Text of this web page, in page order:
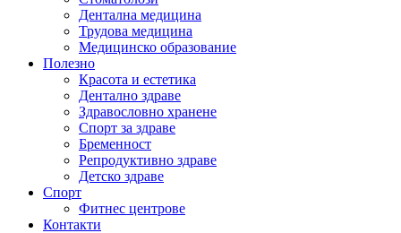
Дентална медицина
Трудова медицина
Медицинско образование
Полезно
Красота и естетика
Дентално здраве
Здравословно хранене
Спорт за здраве
Бременност
Репродуктивно здраве
Детско здраве
Спорт
Фитнес центрове
Контакти